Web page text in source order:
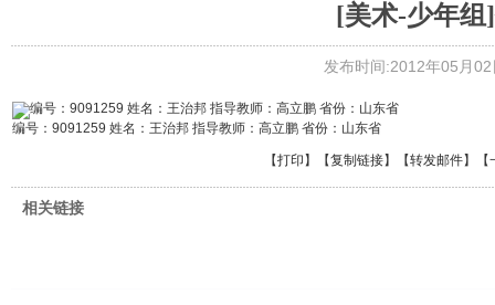
[美术-少年组
发布时间:2012年05月
编号：9091259 姓名：王治邦 指导教师：高立鹏 省份：山东省
【打印 】【复制链接】【转发邮件】
相关链接